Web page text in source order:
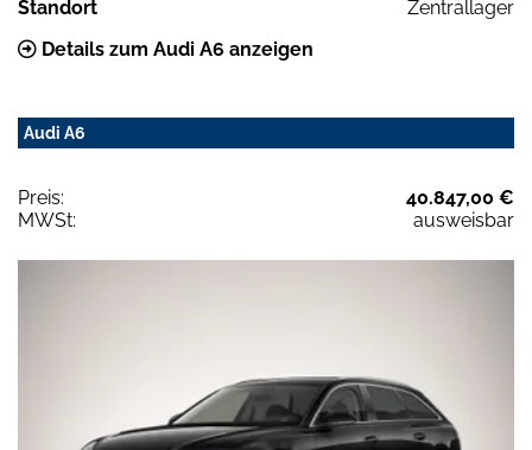
Standort
Zentrallager
Details zum Audi A6 anzeigen
Audi A6
Preis:
40.847,00 €
MWSt:
ausweisbar